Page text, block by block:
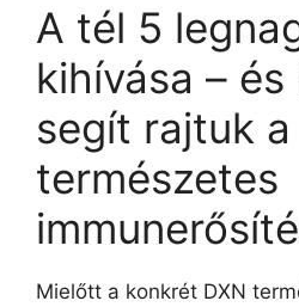
A tél 5
kihívása – és
segít rajtuk a
természetes
Mielőtt a konkrét DXN